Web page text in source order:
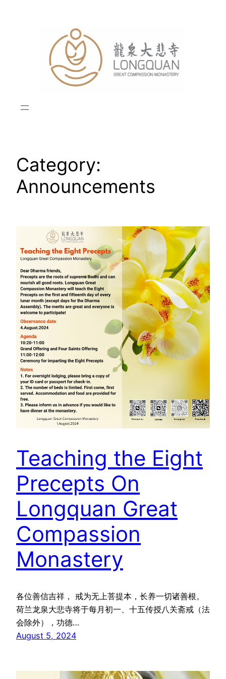
Category:
Announcements
Teaching the Eight
Precepts On
Longquan Great
Compassion
Monastery
各位善信吉祥， 戒为无上菩提本，长养一切诸善根。
荷兰龙泉大悲寺将于每月初一、十五传授八关斋戒（法
会除外），功德…
August 5, 2024